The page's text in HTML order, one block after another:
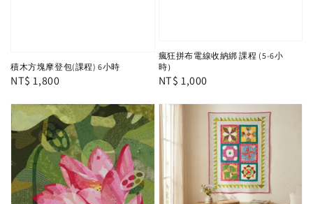
積木方塊摩登包(課程) 6小時
Regular
NT$ 1,800
瘋狂拼布電線收納綁 課程 (5-6小
時）
Regular
NT$ 1,000